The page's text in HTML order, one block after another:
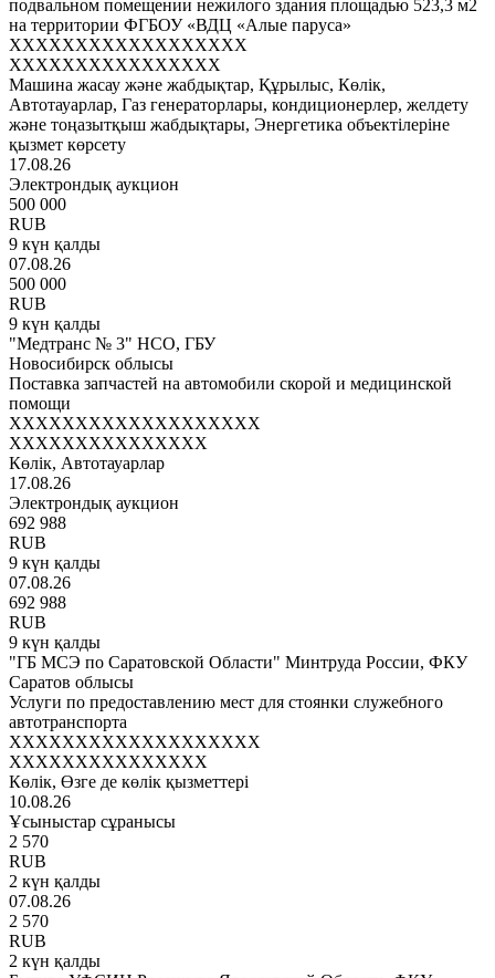
подвальном помещении нежилого здания площадью 523,3 м2
на территории ФГБОУ «ВДЦ «Алые паруса»
XXXXXXXXXXXXXXXXXX
XXXXXXXXXXXXXXXX
Машина жасау және жабдықтар, Құрылыс, Көлік,
Автотауарлар, Газ генераторлары, кондиционерлер, желдету
және тоңазытқыш жабдықтары, Энергетика объектілеріне
қызмет көрсету
17.08.26
Электрондық аукцион
500 000
RUB
9 күн қалды
07.08.26
500 000
RUB
9 күн қалды
"Медтранс № 3" НСО, ГБУ
Новосибирск облысы
Поставка запчастей на автомобили скорой и медицинской
помощи
XXXXXXXXXXXXXXXXXXX
XXXXXXXXXXXXXXX
Көлік, Автотауарлар
17.08.26
Электрондық аукцион
692 988
RUB
9 күн қалды
07.08.26
692 988
RUB
9 күн қалды
"ГБ МСЭ по Саратовской Области" Минтруда России, ФКУ
Саратов облысы
Услуги по предоставлению мест для стоянки служебного
автотранспорта
XXXXXXXXXXXXXXXXXXX
XXXXXXXXXXXXXXX
Көлік, Өзге де көлік қызметтері
10.08.26
Ұсыныстар сұранысы
2 570
RUB
2 күн қалды
07.08.26
2 570
RUB
2 күн қалды